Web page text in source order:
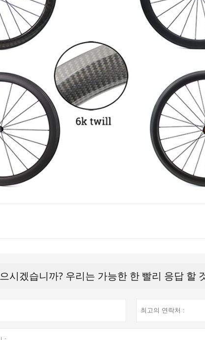
시겠습니까? 우리는 가능한 한 빨리 응답 할